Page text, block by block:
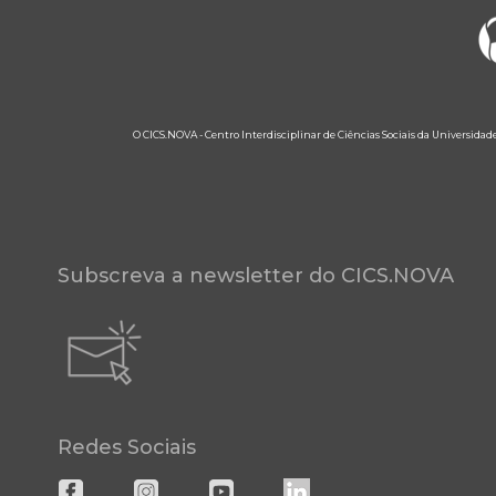
O CICS.NOVA - Centro Interdisciplinar de Ciências Sociais da
Subscreva a newsletter do CICS.NOVA
Redes Sociais